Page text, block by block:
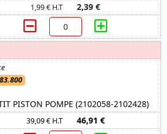
1,99 € H.T 2,39 €
PISTON POMPE (2102058-2102428)
39,09 € H.T 46,91 €